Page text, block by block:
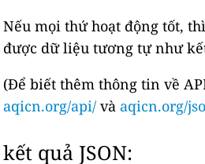
Nếu mọi thứ hoạt động tốt,
được dữ liệu tương tự như
(Để biết thêm thông tin về
aqicn.org/api/ và aqicn.org/
kết quả JSON: